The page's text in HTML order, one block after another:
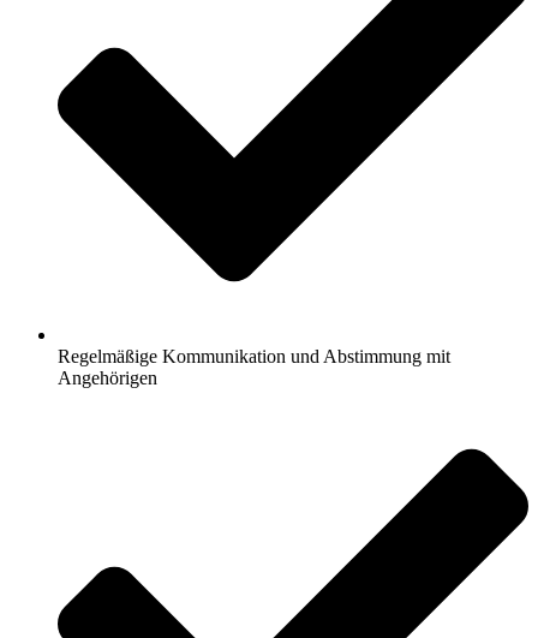
Regelmäßige Kommunikation und Abstimmung mit
Angehörigen